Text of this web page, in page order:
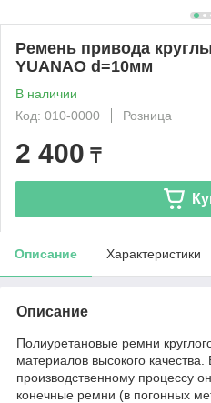
Ремень привода
YUANAO d=10мм
В наличии
Код: 010-0000
Розница
2 400 ₸
Описание Характеристики
Описание
Полиуретановые ремни
материалов высокого
производственному процессу
конечные ремни (в погонных